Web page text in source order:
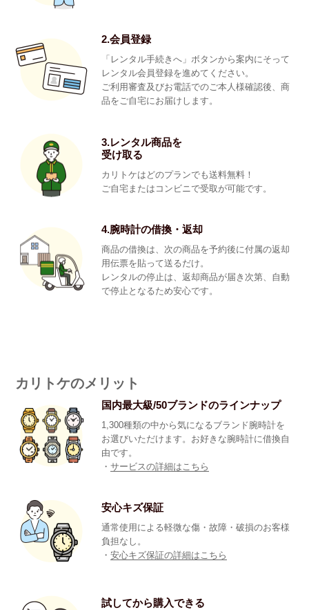
2.会員登録
「レンタル手続きへ」ボタンから案内にそって
レンタル会員登録を進めてください。
ご利用審査及びお電話でのご本人様確認後、商
品をご自宅にお届けします。
3.レンタル商品を
受け取る
カリトケはどのプランでも送料無料！
ご自宅またはコンビニで受取が可能です。
4.腕時計の借換・返却
商品の借換は、次の商品を予約後に付属の返却
用伝票を貼って送るだけ。
レンタルの停止は、返却商品が届き次第、自動
で停止となるため安心です。
カリトケのメリット
国内最大級/50ブランドのラインナップ
1,300種類の中から気になるブランド腕時計を
お選びいただけます。お好きな腕時計に借換自
由です。
・サービスの詳細はこちら
安心キズ保証
通常使用による軽微な傷・故障・破損のお客様
負担なし。
・安心キズ保証の詳細はこちら
試してから購入できる